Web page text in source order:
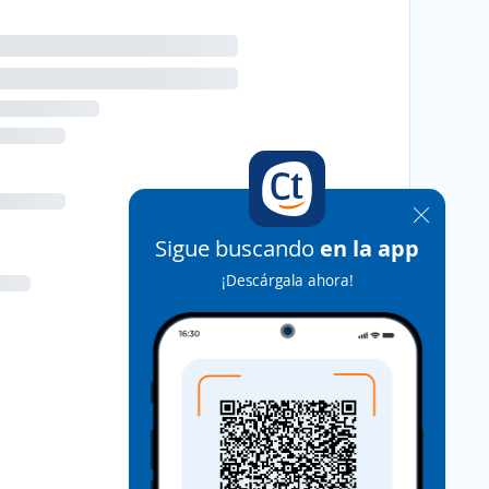
Sigue buscando en la app
¡Descárgala ahora!